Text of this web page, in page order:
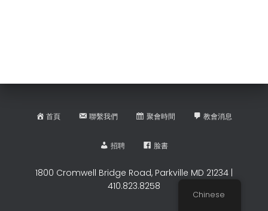
首頁 聯繫我們 聚會時間 教會消息
招聘 脸書
1800 Cromwell Bridge Road, Parkville MD 21234 |
410.823.8258
Chinese